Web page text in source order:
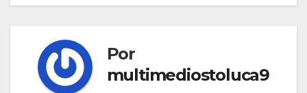
Por
multimediostoluca9